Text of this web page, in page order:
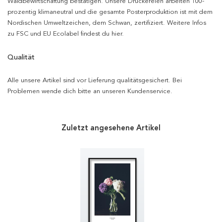
prozentig klimaneutral und die gesamte Posterproduktion ist mit dem
Nordischen Umweltzeichen, dem Schwan, zertifiziert. Weitere Infos
zu FSC und EU Ecolabel findest du hier.
Qualität
Alle unsere Artikel sind vor Lieferung qualitätsgesichert. Bei
Problemen wende dich bitte an unseren Kundenservice.
Zuletzt angesehene Artikel